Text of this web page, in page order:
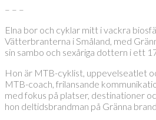
– – –
Elna bor och cyklar mitt i vackra
Vätterbranterna i Småland, med
sin sambo och sexåriga dottern i ett
Hon är MTB-cyklist, uppevelseatlet
MTB-coach, frilansande
med fokus på platser, destinationer
hon deltidsbrandman på Gränna